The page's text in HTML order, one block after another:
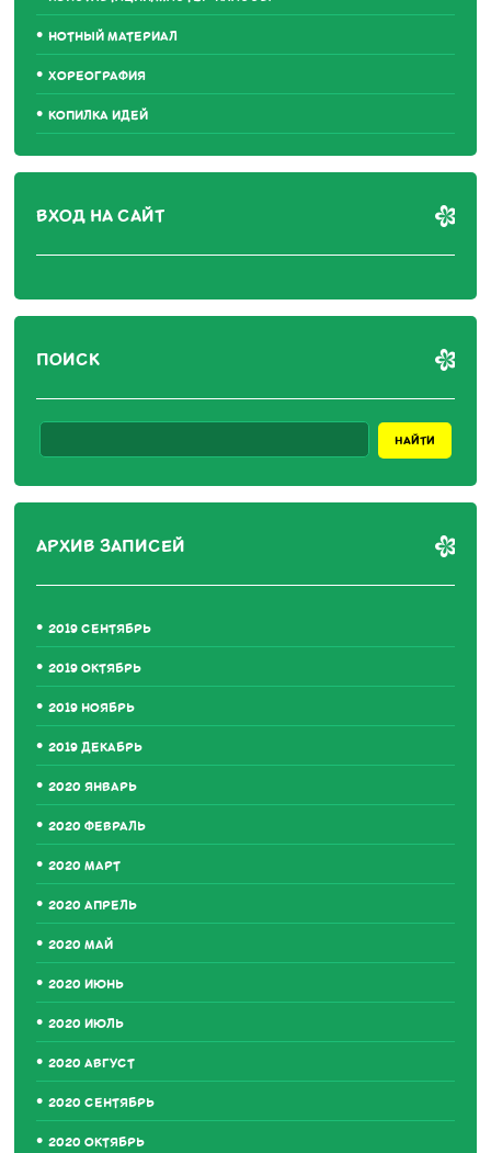
НОТНЫЙ МАТЕРИАЛ
ХОРЕОГРАФИЯ
КОПИЛКА ИДЕЙ
ВХОД НА САЙТ
ПОИСК
АРХИВ ЗАПИСЕЙ
2019 СЕНТЯБРЬ
2019 ОКТЯБРЬ
2019 НОЯБРЬ
2019 ДЕКАБРЬ
2020 ЯНВАРЬ
2020 ФЕВРАЛЬ
2020 МАРТ
2020 АПРЕЛЬ
2020 МАЙ
2020 ИЮНЬ
2020 ИЮЛЬ
2020 АВГУСТ
2020 СЕНТЯБРЬ
2020 ОКТЯБРЬ